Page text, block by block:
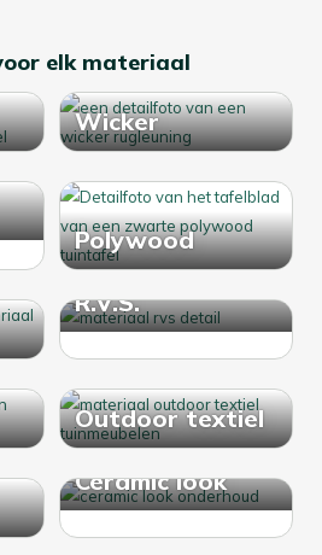
elk materiaal
Wicker
Polywood
R.V.S.
Outdoor textiel
Ceramic look